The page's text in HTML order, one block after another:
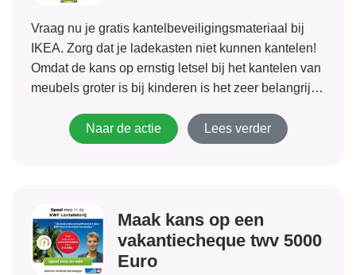
Vraag nu je gratis kantelbeveiligingsmateriaal bij
IKEA. Zorg dat je ladekasten niet kunnen kantelen!
Omdat de kans op ernstig letsel bij het kantelen van
meubels groter is bij kinderen is het zeer belangrijk
ervoor dat iedereen beveiligingsmateriaal (gratis)
Naar de actie Lees verder
Maak kans op een
vakantiecheque twv 5000
Euro